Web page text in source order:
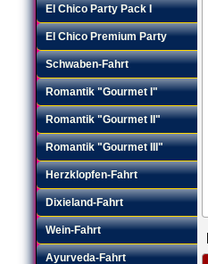
El Chico Party Pack I
El Chico Premium Party
Schwaben-Fahrt
Romantik "Gourmet I"
Romantik "Gourmet II"
Romantik "Gourmet III"
Herzklopfen-Fahrt
Dixieland-Fahrt
Wein-Fahrt
Ayurveda-Fahrt